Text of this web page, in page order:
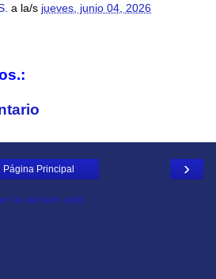
a la/s jueves, junio 04, 2026
›
Página Principal
la versión web